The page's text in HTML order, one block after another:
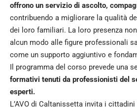
offrono un servizio di ascolto,
contribuendo a migliorare la qualità
dei loro familiari. La loro presenza
alcun modo alle figure professionali
come un supporto aggiuntivo e
Il programma del corso prevede una
formativi tenuti da professionisti del
esperti.
L’AVO di Caltanissetta invita i